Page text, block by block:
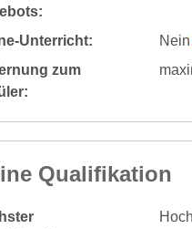
Unterricht:
Nein
zum
Qualifikation